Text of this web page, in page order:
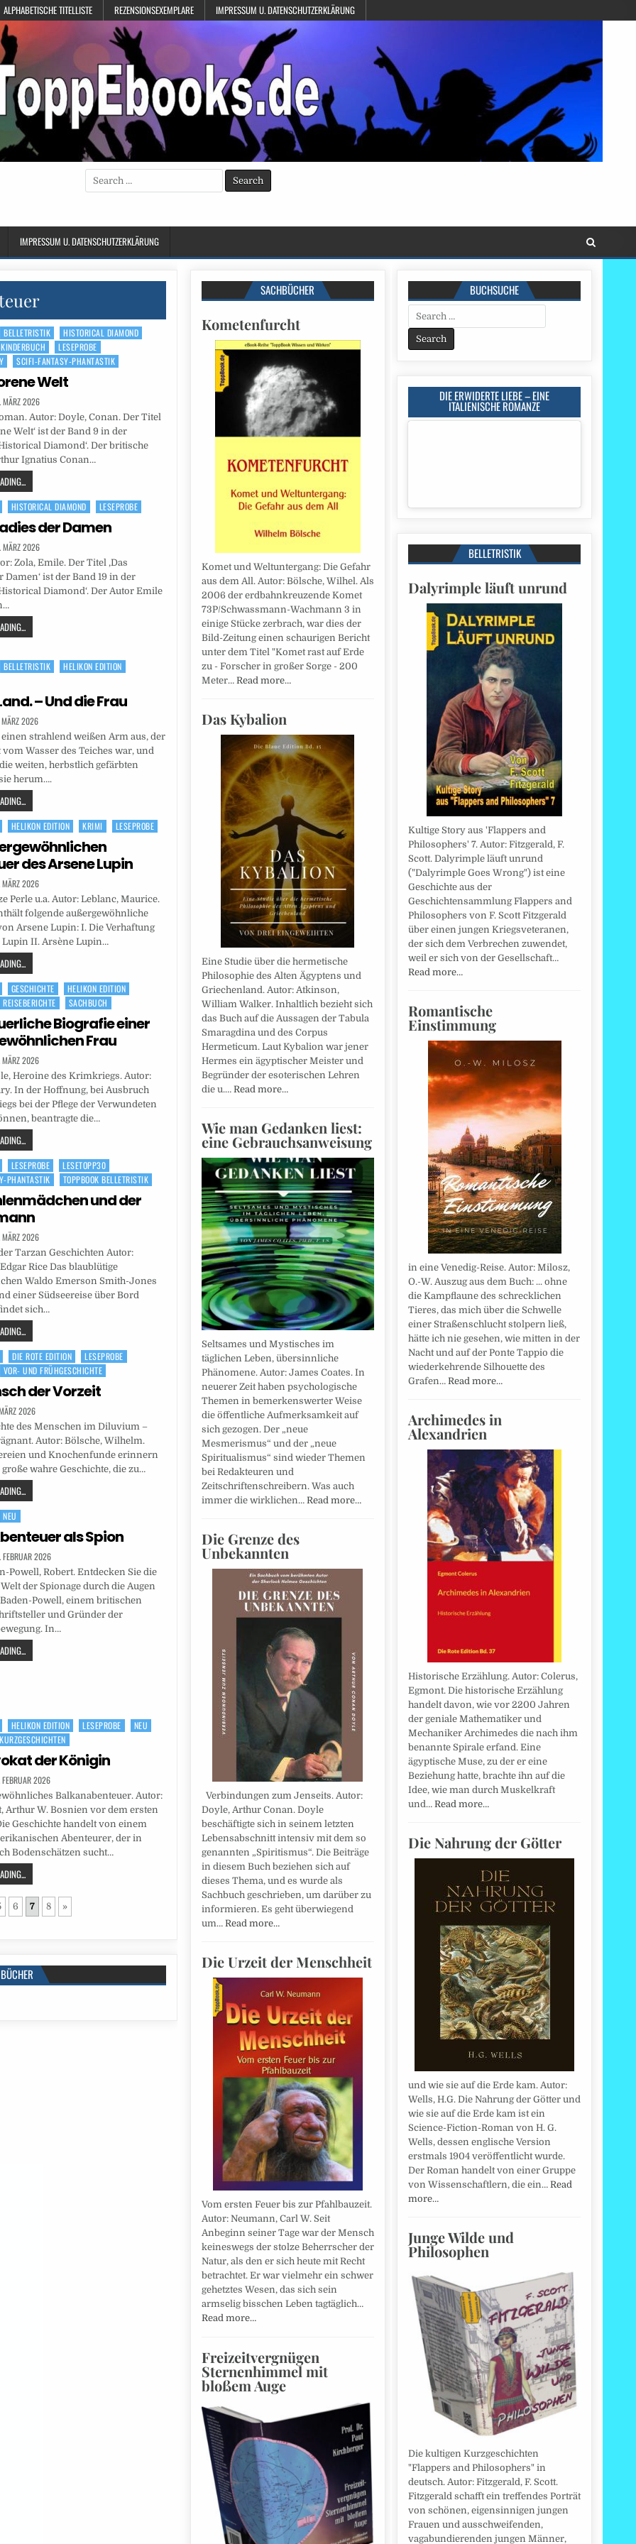
ALPHABETISCHE TITELLISTE REZENSIONSEXEMPLARE IMPRESSUM U. DATENSCHUTZERKLÄRUNG
Search
for:
IMPRESSUM U. DATENSCHUTZERKLÄRUNG
BELLETRISTIK
HISTORICAL DIAMOND
LESEPROBE
SCIFI-FANTASY-PHANTASTIK
Welt
MÄRZ 2026
Autor: Doyle, Conan. Der Titel
Welt‘ ist der Band 9 in der
Diamond‘. Der britische
Ignatius Conan…
HISTORICAL DIAMOND LESEPROBE
der Damen
MÄRZ 2026
Zola, Emile. Der Titel ‚Das
Damen‘ ist der Band 19 in der
Diamond‘. Der Autor Emile
BELLETRISTIK
HELIKON EDITION
– Und die Frau
MÄRZ 2026
einen strahlend weißen Arm aus, der
Wasser des Teiches war, und
weiten, herbstlich gefärbten
herum….
HELIKON EDITION KRIMI LESEPROBE
des Arsene Lupin
MÄRZ 2026
Perle u.a. Autor: Leblanc, Maurice.
folgende außergewöhnliche
Arsene Lupin: I. Die Verhaftung
Lupin II. Arsène Lupin…
GESCHICHTE
HELIKON EDITION
REISEBERICHTE SACHBUCH
Biografie einer
Frau
MÄRZ 2026
Heroine des Krimkriegs. Autor:
In der Hoffnung, bei Ausbruch
bei der Pflege der Verwundeten
beantragte die…
LESEPROBE
LESETOPP30
PHANTASTIK
TOPPBOOK BELLETRISTIK
und der
MÄRZ 2026
Tarzan Geschichten Autor:
Rice Das blaublütige
Waldo Emerson Smith-Jones
einer Südseereise über Bord
sich…
DIE ROTE EDITION
LESEPROBE
VOR- UND FRÜHGESCHICHTE
der Vorzeit
2026
des Menschen im Diluvium –
Autor: Bölsche, Wilhelm.
und Knochenfunde erinnern
wahre Geschichte, die zu…
NEU
als Spion
2026
Powell, Robert. Entdecken Sie die
der Spionage durch die Augen
Powell, einem britischen
und Gründer der
In…
HELIKON EDITION LESEPROBE
NEU
der Königin
2026
Balkanabenteuer. Autor:
Arthur W. Bosnien vor dem ersten
Geschichte handelt von einem
Abenteurer, der in
Bodenschätzen sucht…
6 7 8 »
SACHBÜCHER
Kometenfurcht
Komet und Weltuntergang: Die Gefahr
aus dem All. Autor: Bölsche, Wilhel. Als
2006 der erdbahnkreuzende Komet
73P/Schwassmann-Wachmann 3 in
einige Stücke zerbrach, war dies der
Bild-Zeitung einen schaurigen Bericht
unter dem Titel "Komet rast auf Erde
zu - Forscher in großer Sorge - 200
Meter… Read more…
Das Kybalion
Eine Studie über die hermetische
Philosophie des Alten Ägyptens und
Griechenland. Autor: Atkinson,
William Walker. Inhaltlich bezieht sich
das Buch auf die Aussagen der Tabula
Smaragdina und des Corpus
Hermeticum. Laut Kybalion war jener
Hermes ein ägyptischer Meister und
Begründer der esoterischen Lehren
die u.… Read more…
Wie man Gedanken liest:
eine Gebrauchsanweisung
Seltsames und Mystisches im
täglichen Leben, übersinnliche
Phänomene. Autor: James Coates. In
neuerer Zeit haben psychologische
Themen in bemerkenswerter Weise
die öffentliche Aufmerksamkeit auf
sich gezogen. Der „neue
Mesmerismus“ und der „neue
Spiritualismus“ sind wieder Themen
bei Redakteuren und
Zeitschriftenschreibern. Was auch
immer die wirklichen… Read more…
Die Grenze des
Unbekannten
Verbindungen zum Jenseits. Autor:
Doyle, Arthur Conan. Doyle
beschäftigte sich in seinem letzten
Lebensabschnitt intensiv mit dem so
genannten „Spiritismus“. Die Beiträge
in diesem Buch beziehen sich auf
dieses Thema, und es wurde als
Sachbuch geschrieben, um darüber zu
informieren. Es geht überwiegend
um… Read more…
Die Urzeit der Menschheit
Vom ersten Feuer bis zur Pfahlbauzeit.
Autor: Neumann, Carl W. Seit
Anbeginn seiner Tage war der Mensch
keineswegs der stolze Beherrscher der
Natur, als den er sich heute mit Recht
betrachtet. Er war vielmehr ein schwer
gehetztes Wesen, das sich sein
armselig bisschen Leben tagtäglich…
Read more…
Freizeitvergnügen
Sternenhimmel mit
bloßem Auge
BUCHSUCHE
Search
for:
DIE ERWIDERTE LIEBE – EINE
ITALIENISCHE ROMANZE
BELLETRISTIK
Dalyrimple läuft unrund
Kultige Story aus 'Flappers and
Philosophers' 7. Autor: Fitzgerald, F.
Scott. Dalyrimple läuft unrund
("Dalyrimple Goes Wrong") ist eine
Geschichte aus der
Geschichtensammlung Flappers and
Philosophers von F. Scott Fitzgerald
über einen jungen Kriegsveteranen,
der sich dem Verbrechen zuwendet,
weil er sich von der Gesellschaft…
Read more…
Romantische
Einstimmung
in eine Venedig-Reise. Autor: Milosz,
O.-W. Auszug aus dem Buch: ... ohne
die Kampflaune des schrecklichen
Tieres, das mich über die Schwelle
einer Straßenschlucht stolpern ließ,
hätte ich nie gesehen, wie mitten in der
Nacht und auf der Ponte Tappio die
wiederkehrende Silhouette des
Grafen… Read more…
Archimedes in
Alexandrien
Historische Erzählung. Autor: Colerus,
Egmont. Die historische Erzählung
handelt davon, wie vor 2200 Jahren
der geniale Mathematiker und
Mechaniker Archimedes die nach ihm
benannte Spirale erfand. Eine
ägyptische Muse, zu der er eine
Beziehung hatte, brachte ihn auf die
Idee, wie man durch Muskelkraft
und… Read more…
Die Nahrung der Götter
und wie sie auf die Erde kam. Autor:
Wells, H.G. Die Nahrung der Götter und
wie sie auf die Erde kam ist ein
Science-Fiction-Roman von H. G.
Wells, dessen englische Version
erstmals 1904 veröffentlicht wurde.
Der Roman handelt von einer Gruppe
von Wissenschaftlern, die ein… Read
more…
Junge Wilde und
Philosophen
Die kultigen Kurzgeschichten
"Flappers and Philosophers" in
deutsch. Autor: Fitzgerald, F. Scott.
Fitzgerald schafft ein treffendes Porträt
von schönen, eigensinnigen jungen
Frauen und ausschweifenden,
vagabundierenden jungen Männer,